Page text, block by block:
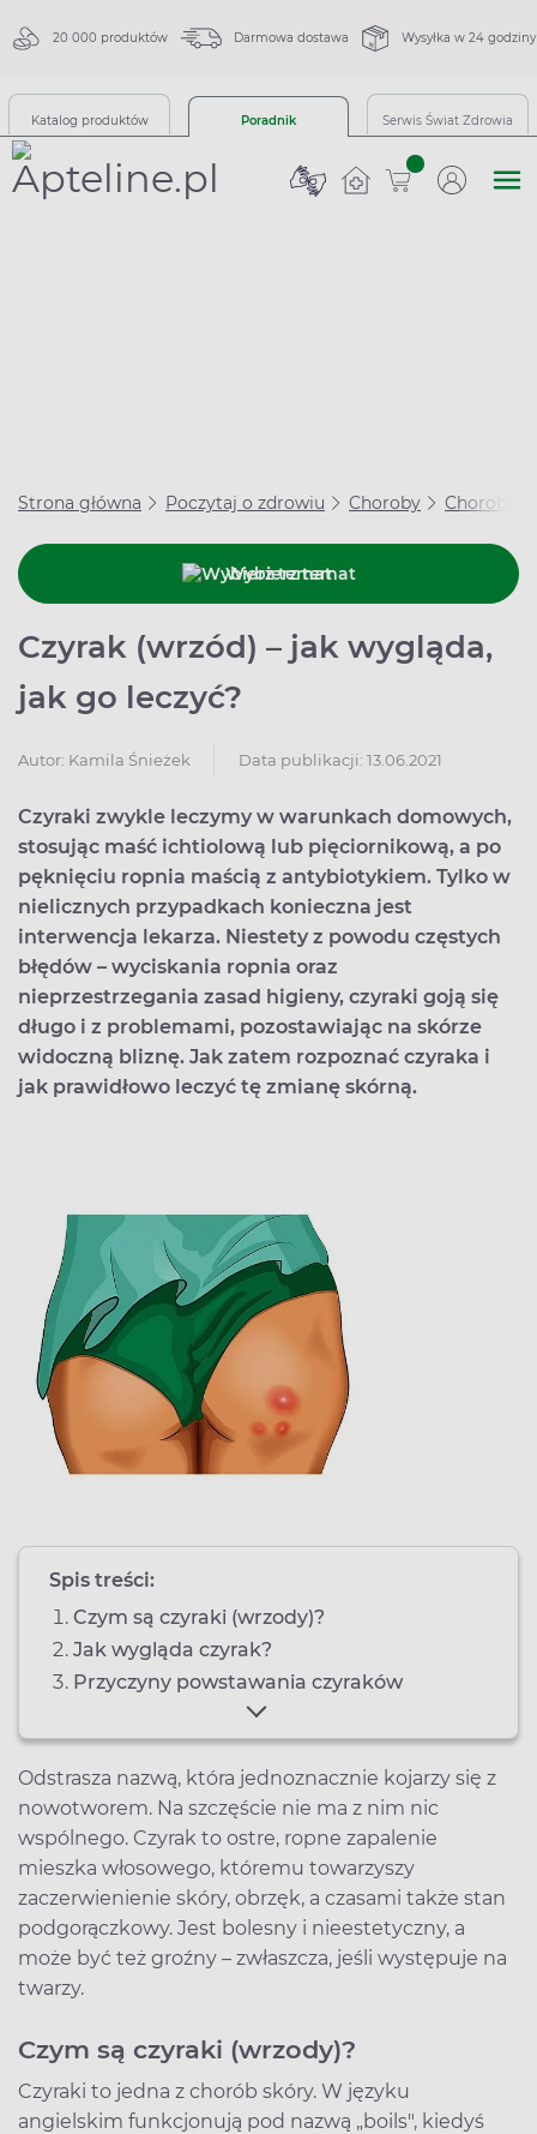
20 000 produktów Darmowa dostawa Wysyłka w 24 godziny
Katalog produktów Poradnik Serwis Świat Zdrowia
sztuk
Strona główna Poczytaj o zdrowiu Choroby Choroby
Wybierz temat
Czyrak (wrzód) – jak wygląda,
jak go leczyć?
Autor: Kamila Śnieżek Data publikacji: 13.06.2021
Czyraki zwykle leczymy w warunkach domowych,
stosując maść ichtiolową lub pięciornikową, a po
pęknięciu ropnia maścią z antybiotykiem. Tylko w
nielicznych przypadkach konieczna jest
interwencja lekarza. Niestety z powodu częstych
błędów – wyciskania ropnia oraz
nieprzestrzegania zasad higieny, czyraki goją się
długo i z problemami, pozostawiając na skórze
widoczną bliznę. Jak zatem rozpoznać czyraka i
jak prawidłowo leczyć tę zmianę skórną.
Spis treści:
Czym są czyraki (wrzody)?
Jak wygląda czyrak?
Przyczyny powstawania czyraków
Odstrasza nazwą, która jednoznacznie kojarzy się z
nowotworem. Na szczęście nie ma z nim nic
wspólnego. Czyrak to ostre, ropne zapalenie
mieszka włosowego, któremu towarzyszy
zaczerwienienie skóry, obrzęk, a czasami także stan
podgorączkowy. Jest bolesny i nieestetyczny, a
może być też groźny – zwłaszcza, jeśli występuje na
twarzy.
Czym są czyraki (wrzody)?
Czyraki to jedna z chorób skóry. W języku
angielskim funkcjonują pod nazwą „boils", kiedyś